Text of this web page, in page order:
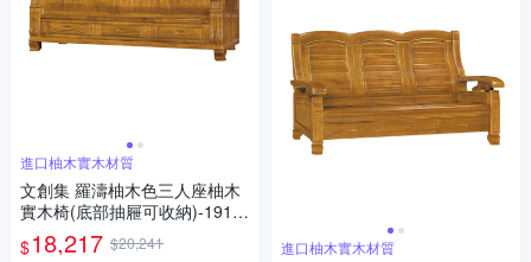
進口柚木實木材質
文創集 羅濤柚木色三人座柚木
實木椅(底部抽屜可收納)-191x7
5x102cm免組
$18,217 $20,241
進口柚木實木材質